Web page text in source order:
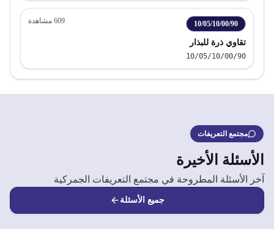
10/05/10/00/90
609 مشاهدة
تقاوي ذرة للبذار
10/05/10/00/90
مجتمع التعريفات
الأسئلة الأخيرة
آخر الأسئلة المطروحة في مجتمع التعريفات الجمركية
جميع الأسئلة